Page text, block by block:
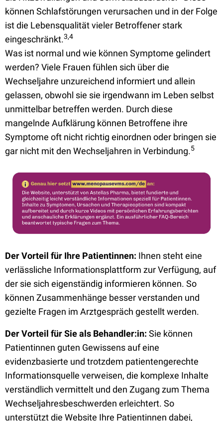
können Schlafstörungen verursachen und in der Folge
ist die Lebensqualität vieler Betroffener stark
eingeschränkt.3,4
Was ist normal und wie können Symptome gelindert
werden? Viele Frauen fühlen sich über die
Wechseljahre unzureichend informiert und allein
gelassen, obwohl sie sie irgendwann im Leben selbst
unmittelbar betreffen werden. Durch diese
mangelnde Aufklärung können Betroffene ihre
Symptome oft nicht richtig einordnen oder bringen sie
gar nicht mit den Wechseljahren in Verbindung.5
Der Vorteil für Ihre Patientinnen: Ihnen steht eine
verlässliche Informationsplattform zur Verfügung, auf
der sie sich eigenständig informieren können. So
können Zusammenhänge besser verstanden und
gezielte Fragen im Arztgespräch gestellt werden.
Der Vorteil für Sie als Behandler:in: Sie können
Patientinnen guten Gewissens auf eine
evidenzbasierte und trotzdem patientengerechte
Informationsquelle verweisen, die komplexe Inhalte
verständlich vermittelt und den Zugang zum Thema
Wechseljahresbeschwerden erleichtert. So
unterstützt die Website Ihre Patientinnen dabei,